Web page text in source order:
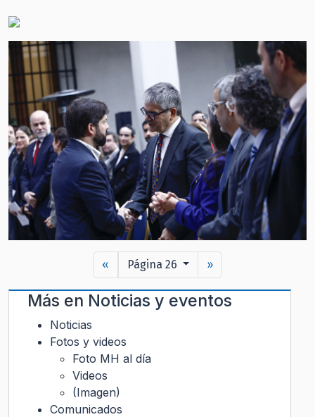
« Página 26 »
Más en Noticias y eventos
Noticias
Fotos y videos
Foto MH al día
Videos
(Imagen)
Comunicados